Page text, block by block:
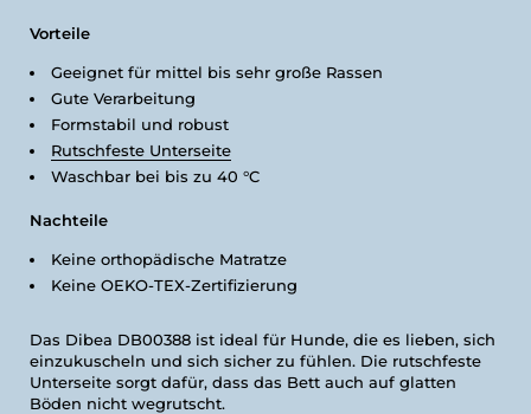
Vorteile
Geeignet für mittel bis sehr große Rassen
Gute Verarbeitung
Formstabil und robust
Rutschfeste Unterseite
Waschbar bei bis zu 40 °C
Nachteile
Keine orthopädische Matratze
Keine OEKO-TEX-Zertifizierung
Das Dibea DB00388 ist ideal für Hunde, die es lieben, sich
einzukuscheln und sich sicher zu fühlen. Die rutschfeste
Unterseite sorgt dafür, dass das Bett auch auf glatten
Böden nicht wegrutscht.